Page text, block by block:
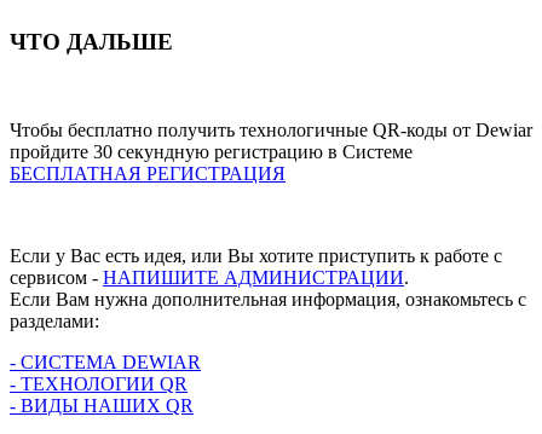
ЧТО ДАЛЬШЕ
Чтобы бесплатно получить технологичные QR-коды от Dewiar
пройдите 30 секундную регистрацию в Системе
БЕСПЛАТНАЯ РЕГИСТРАЦИЯ
Если у Вас есть идея, или Вы хотите приступить к работе с
сервисом - НАПИШИТЕ АДМИНИСТРАЦИИ.
Если Вам нужна дополнительная информация, ознакомьтесь с
разделами:
- СИСТЕМА DEWIAR
- ТЕХНОЛОГИИ QR
- ВИДЫ НАШИХ QR